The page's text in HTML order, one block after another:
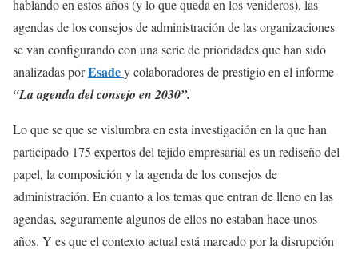
hablando en estos años (y lo que queda en los venideros), las
agendas de los consejos de administración de las organizaciones
se van configurando con una serie de prioridades que han sido
analizadas porEsadey colaboradores de prestigio en el informe
“La agenda del consejo en 2030”.
Lo que se que se vislumbra en esta investigación en la que han
participado 175 expertos del tejido empresarial es un rediseño del
papel, la composición y la agenda de los consejos de
administración. En cuanto a los temas que entran de lleno en las
agendas, seguramente algunos de ellos no estaban hace unos
años. Y es que el contexto actual está marcado por la disrupción